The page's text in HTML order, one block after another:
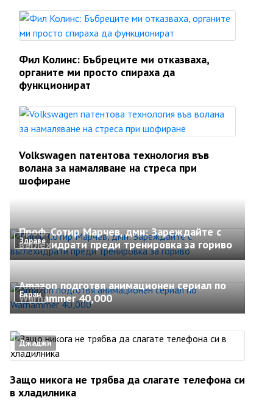
Фил Колинс: Бъбреците ми отказваха,
органите ми просто спираха да
функционират
Volkswagen патентова технология във
волана за намаляване на стреса при
шофиране
Здраве
Проф. Сотир Марчев, дмн: Зареждайте с
въглехидрати преди тренировка за гориво
Екран
Amazon подготвя анимационен сериал по
Warhammer 40,000
Джаджи
Защо никога не трябва да слагате телефона си
в хладилника